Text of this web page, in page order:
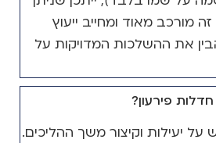
זה מורכב מאוד ומחייב ייעוץ
את ההשלכות המדויקות על
פירעון?
יעילות וקיצור משך ההליכים.